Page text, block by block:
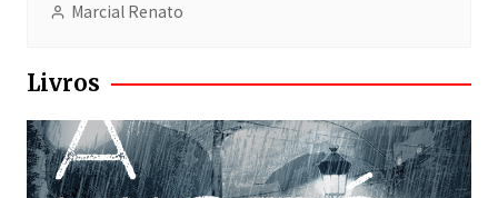
Marcial Renato
Livros